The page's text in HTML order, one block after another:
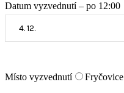
Datum vyzvednutí – po 12:00
Místo vyzvednutí Fryčovice